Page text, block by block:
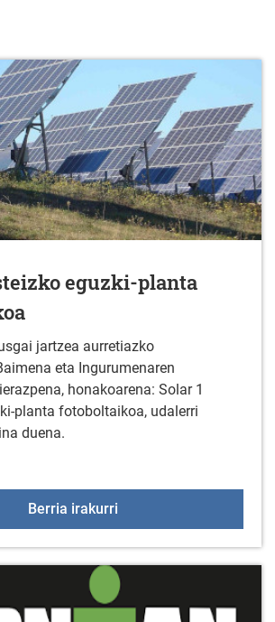
eguzki-planta
jartzea aurretiazko
eta Ingurumenaren
honakoarena: Solar 1
planta fotoboltaikoa, udalerri
duena.
Berria irakurri